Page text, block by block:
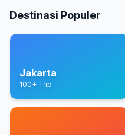
Destinasi Populer
Jakarta
100+ Trip